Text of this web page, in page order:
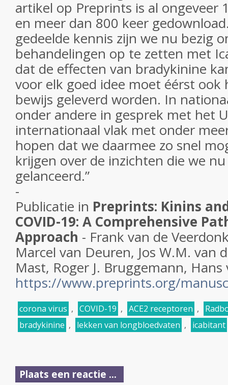
artikel op Preprints is al ongeveer
en meer dan 800 keer
gedeelde kennis zijn we nu bezig
behandelingen op te zetten met
dat de effecten van bradykinine
voor elk goed idee moet éérst
bewijs geleverd worden. In
onder andere in gesprek met het
internationaal vlak met onder
hopen dat we daarmee zo snel
krijgen over de inzichten die we
gelanceerd.”
­­­­­­-
Publicatie in Preprints: Kinins
COVID-19: A Comprehensive
Approach - Frank van de
Marcel van Deuren, Jos W.M. van
Mast, Roger J. Bruggemann,
https://www.preprints.org/
corona virus , COVID-19 , ACE2 receptoren ,
bradykinine , lekken van longbloedvaten , icabitant
Plaats een reactie ...